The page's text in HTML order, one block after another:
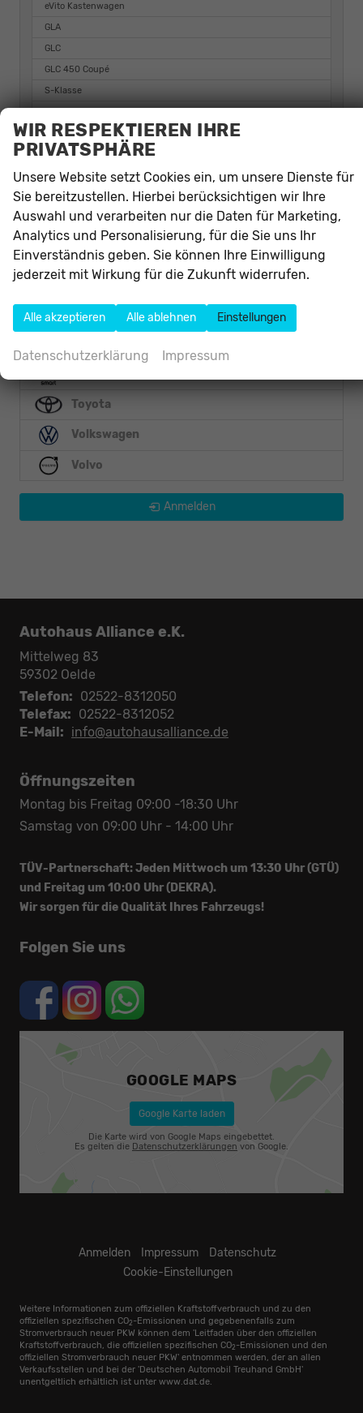
eVito Kastenwagen
GLA
GLC
GLC 450 Coupé
S-Klasse
Vito
Vito Kastenwagen
Nissan
Opel
Peugeot
Renault
Seat
Toyota
Volkswagen
Volvo
Anmelden
Autohaus Alliance e.K.
Mittelweg 83
59302 Oelde
Telefon: 02522-8312050
Telefax: 02522-8312052
E-Mail: info@autohausalliance.de
Öffnungszeiten
Montag bis Freitag 09:00 -18:30 Uhr
Samstag von 09:00 Uhr - 14:00 Uhr
TÜV-Partnerschaft: Jeden Mittwoch um 13:30 Uhr (GTÜ)
und Freitag um 10:00 Uhr (DEKRA).
Wir sorgen für die Qualität Ihres Fahrzeugs!
Folgen Sie uns
GOOGLE MAPS
Google Karte laden
Die Karte wird von Google Maps eingebettet.
Es gelten die Datenschutzerklärungen von Google.
Anmelden Impressum
Datenschutz
Cookie-Einstellungen
Weitere Informationen zum offiziellen Kraftstoffverbrauch und zu den
offiziellen spezifischen CO2 -Emissionen und gegebenenfalls zum
Stromverbrauch neuer PKW können dem 'Leitfaden über den offiziellen
Kraftstoffverbrauch, die offiziellen spezifischen CO2 -Emissionen und den
offiziellen Stromverbrauch neuer PKW' entnommen werden, der an allen
Verkaufsstellen und bei der 'Deutschen Automobil Treuhand GmbH'
unentgeltlich erhältlich ist unter www.dat.de.
WIR RESPEKTIEREN IHRE
PRIVATSPHÄRE
Unsere Website setzt Cookies ein, um unsere Dienste für
Sie bereitzustellen. Hierbei berücksichtigen wir Ihre
Auswahl und verarbeiten nur die Daten für Marketing,
Analytics und Personalisierung, für die Sie uns Ihr
Einverständnis geben. Sie können Ihre Einwilligung
jederzeit mit Wirkung für die Zukunft widerrufen.
Alle akzeptieren Alle ablehnen Einstellungen
Datenschutzerklärung Impressum